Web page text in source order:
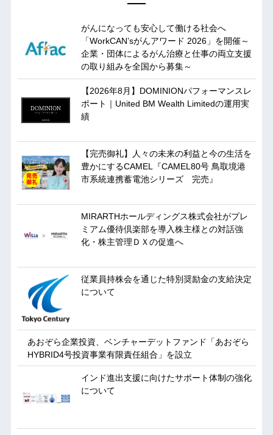
がんになっても安心して働ける社会へ
「WorkCAN’sがんアワード 2026」を開催～
企業・団体によるがん治療と仕事の両立支援
の取り組みを全国から募集～
【2026年8月】DOMINIONパフォーマンスレ
ポート｜United BM Wealth Limitedの運用実
績
【完売御礼】人々の未来の利益と今の生活を
豊かにするCAMEL『CAMEL80号 鳥取境港
市系統連携蓄電池シリーズ 完売』
MIRARTHホールディングス株式会社がプレ
ミアム優待倶楽部を導入株主様との対話強
化・株主管理ＤＸの促進へ
従業員持株会を通じた特別奨励金の支給決定
について
あおぞら企業投資、ベンチャーデットファンド「あおぞら
HYBRID4号投資事業有限責任組合」を設立
インド進出支援に向けたサポート体制の強化
について